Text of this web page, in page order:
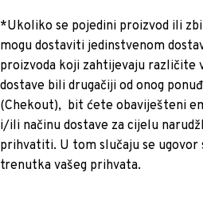
*Ukoliko se pojedini proizvod ili
mogu dostaviti jedinstvenom
proizvoda koji zahtijevaju različite
dostave bili drugačiji od onog
(Chekout), bit ćete obaviješteni
i/ili načinu dostave za cijelu
prihvatiti. U tom slučaju se
trenutka vašeg prihvata.